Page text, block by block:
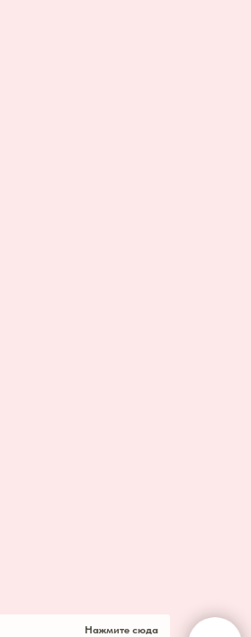
Нажмите сюда